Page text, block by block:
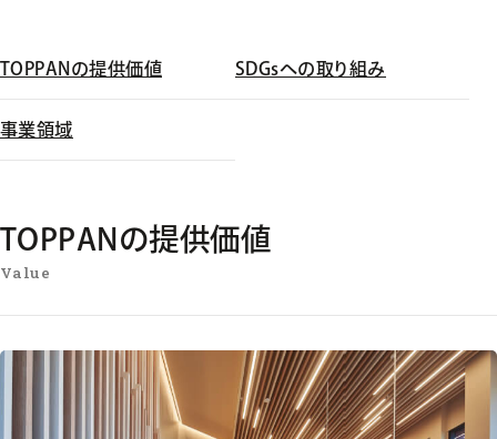
TOPPANの提供価値 SDGsへの取り組み
事業領域
TOPPANの提供価値
Value